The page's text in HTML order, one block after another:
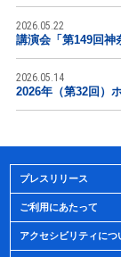
2026.05.22
講演会「第149回神
2026.05.14
2026年（第32回）
プレスリリース
ご利用にあたって
アクセシビリティにつ